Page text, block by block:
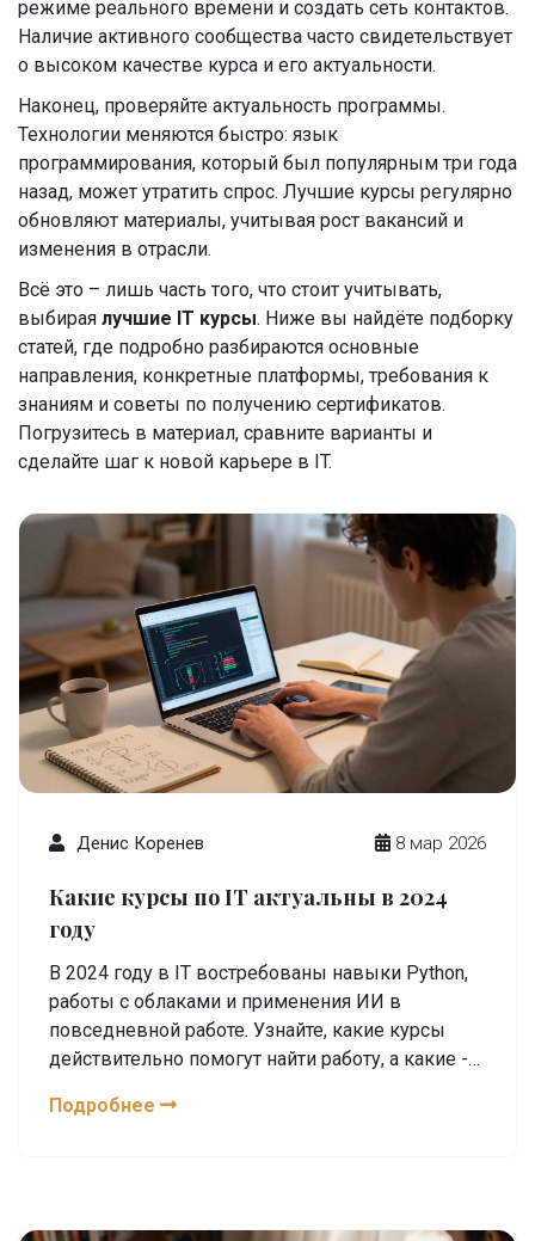
режиме реального времени и создать сеть контактов.
Наличие активного сообщества часто свидетельствует
о высоком качестве курса и его актуальности.
Наконец, проверяйте актуальность программы.
Технологии меняются быстро: язык
программирования, который был популярным три года
назад, может утратить спрос. Лучшие курсы регулярно
обновляют материалы, учитывая рост вакансий и
изменения в отрасли.
Всё это – лишь часть того, что стоит учитывать,
выбирая лучшие IT курсы. Ниже вы найдёте подборку
статей, где подробно разбираются основные
направления, конкретные платформы, требования к
знаниям и советы по получению сертификатов.
Погрузитесь в материал, сравните варианты и
сделайте шаг к новой карьере в IT.
Денис Коренев 8 мар 2026
Какие курсы по IT актуальны в 2024
году
В 2024 году в IT востребованы навыки Python,
работы с облаками и применения ИИ в
повседневной работе. Узнайте, какие курсы
действительно помогут найти работу, а какие -
Подробнее